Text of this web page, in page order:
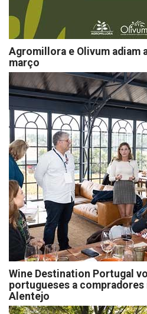
Agromillora e Olivum adiam
março
Wine Destination Portugal
portugueses a
Alentejo